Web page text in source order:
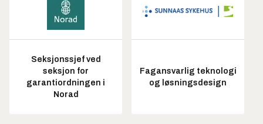
Seksjonssjef ved
seksjon for
garantiordningen i
Norad
Fagansvarlig teknologi
og løsningsdesign